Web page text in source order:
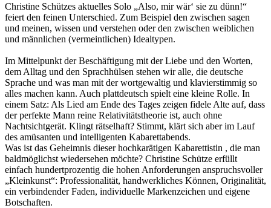
Christine Schützes aktuelles Solo „Also, mir wär‘ sie zu dünn!“
feiert den feinen Unterschied. Zum Beispiel den zwischen sagen
und meinen, wissen und verstehen oder den zwischen weiblichen
und männlichen (vermeintlichen) Idealtypen.
Im Mittelpunkt der Beschäftigung mit der Liebe und den Worten,
dem Alltag und den Sprachhülsen stehen wir alle, die deutsche
Sprache und was man mit der wortgewaltig und klavierstimmig so
alles machen kann. Auch plattdeutsch spielt eine kleine Rolle. In
einem Satz: Als Lied am Ende des Tages zeigen fidele Alte auf, dass
der perfekte Mann reine Relativitätstheorie ist, auch ohne
Nachtsichtgerät. Klingt rätselhaft? Stimmt, klärt sich aber im Lauf
des amüsanten und intelligenten Kabarettabends.
Was ist das Geheimnis dieser hochkarätigen Kabarettistin , die man
baldmöglichst wiedersehen möchte? Christine Schütze erfüllt
einfach hundertprozentig die hohen Anforderungen anspruchsvoller
„Kleinkunst“: Professionalität, handwerkliches Können, Originalität,
ein verbindender Faden, individuelle Markenzeichen und eigene
Botschaften.